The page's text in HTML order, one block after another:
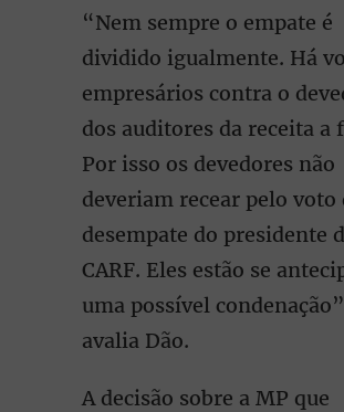
“Nem sempre o empate é
dividido igualmente. Há
empresários contra o
dos auditores da receita a
Por isso os devedores não
deveriam recear pelo voto
desempate do presidente
CARF. Eles estão se
uma possível
avalia Dão.
A decisão sobre a MP que